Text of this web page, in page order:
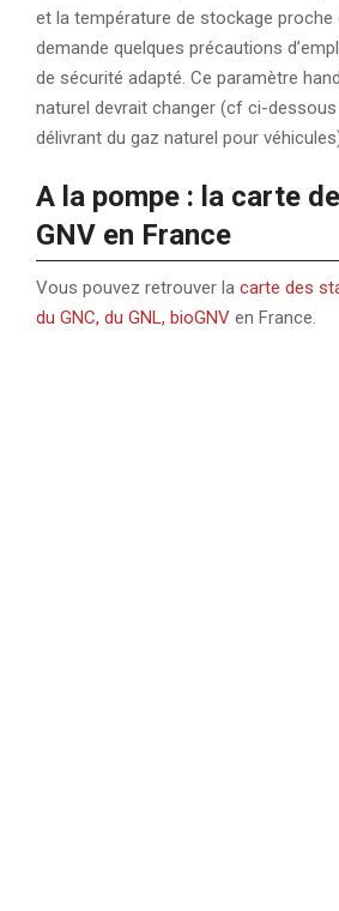
et la température de stockage proche
demande quelques précautions
de sécurité adapté. Ce paramètre
naturel devrait changer (cf ci-
délivrant du gaz naturel pour
A la pompe : la carte
GNV en France
Vous pouvez retrouver la carte des
du GNC, du GNL, bioGNV en France.